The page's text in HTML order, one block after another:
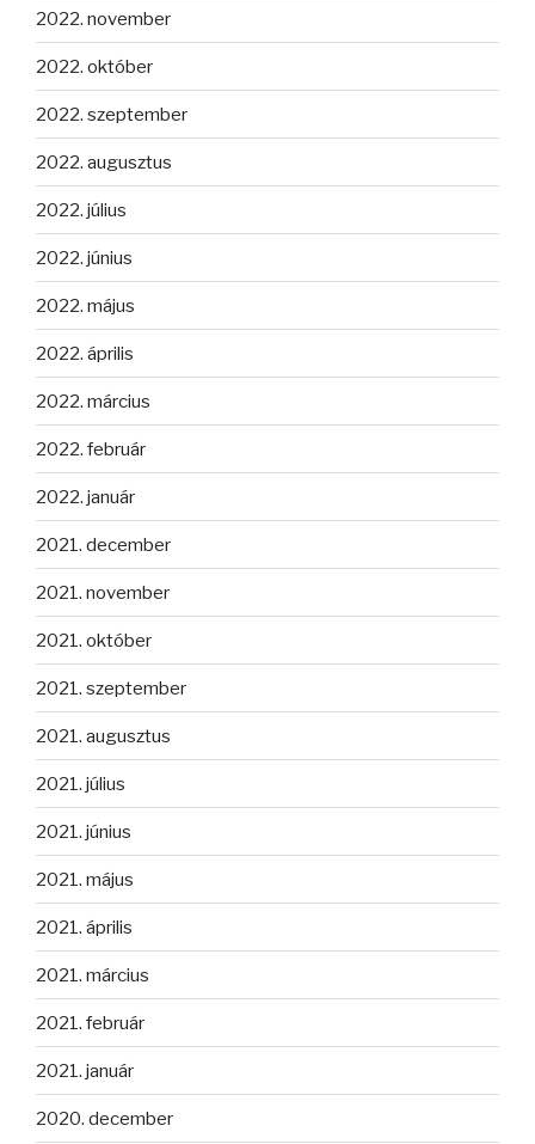
2022. november
2022. október
2022. szeptember
2022. augusztus
2022. július
2022. június
2022. május
2022. április
2022. március
2022. február
2022. január
2021. december
2021. november
2021. október
2021. szeptember
2021. augusztus
2021. július
2021. június
2021. május
2021. április
2021. március
2021. február
2021. január
2020. december